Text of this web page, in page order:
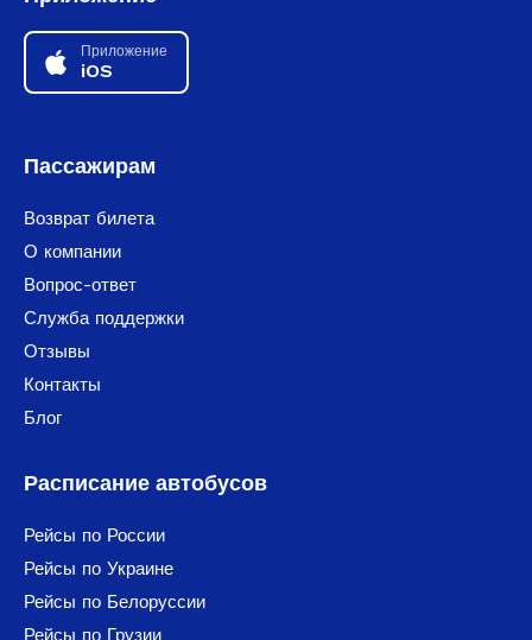
Приложение
iOS
Пассажирам
Возврат билета
О компании
Вопрос-ответ
Служба поддержки
Отзывы
Контакты
Блог
Расписание автобусов
Рейсы по России
Рейсы по Украине
Рейсы по Белоруссии
Рейсы по Грузии